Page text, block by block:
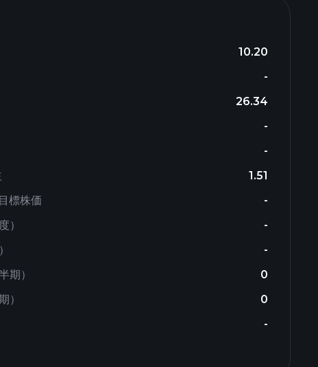
10.20
-
26.34
-
-
1.51
標株価
-
）
-
-
期）
0
）
0
-